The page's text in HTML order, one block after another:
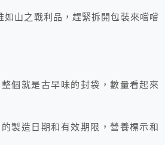
如山之戰利品，趕緊拆開包裝來嚐嚐
個就是古早味的封袋，數量看起來
製造日期和有效期限，營養標示和